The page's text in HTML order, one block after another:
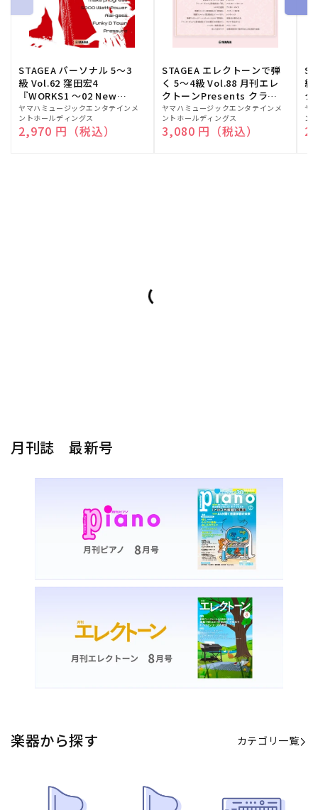
STAGEA パーソナル 5～3
級 Vol.62 窪田宏4
『WORKS1 ～02 New
edition～』
販
売
元:
ヤマハミュージックエンタテインメ
ントホールディングス
通常価格
2,970 円（税込）
STAGEA エレクトーンで弾
く 5～4級 Vol.88 月刊エレ
クトーンPresents クラシ
ック名曲集
販
売
元:
ヤマハミュージックエンタテインメ
ントホールディングス
通常価格
3,080 円（税込）
級
ク
販
売
元:
ヤ
ン
月刊誌 最新号
楽器から探す カテゴリ一覧